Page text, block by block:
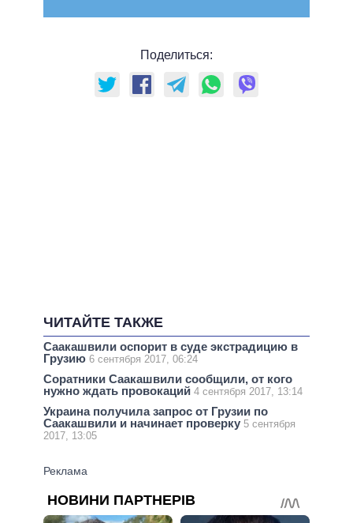
Поделиться:
ЧИТАЙТЕ ТАКЖЕ
Саакашвили оспорит в суде экстрадицию в
Грузию 6 сентября 2017, 06:24
Соратники Саакашвили сообщили, от кого
нужно ждать провокаций 4 сентября 2017, 13:14
Украина получила запрос от Грузии по
Саакашвили и начинает проверку 5 сентября
2017, 13:05